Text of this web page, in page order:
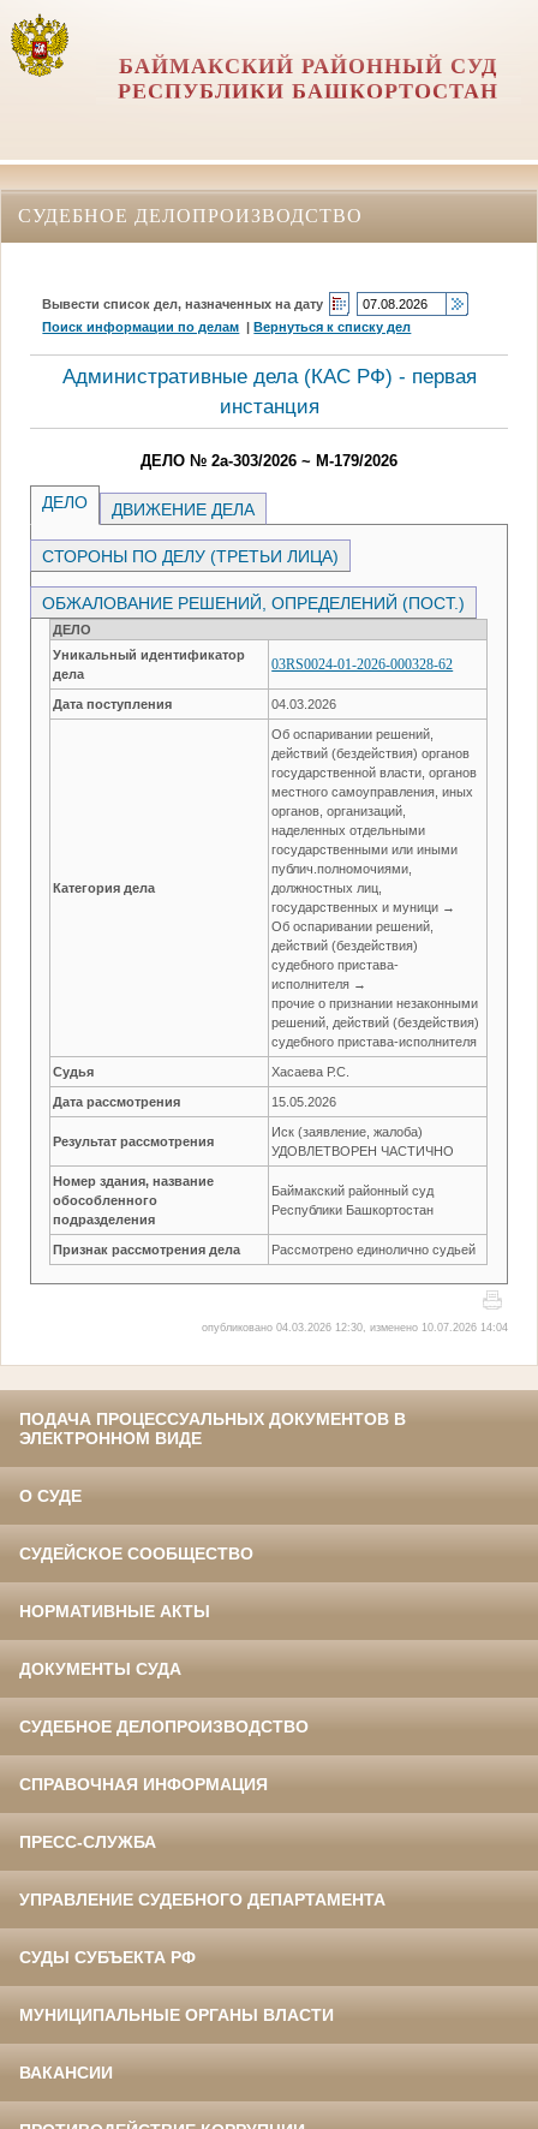
БАЙМАКСКИЙ РАЙОННЫЙ СУД
РЕСПУБЛИКИ БАШКОРТОСТАН
СУДЕБНОЕ ДЕЛОПРОИЗВОДСТВО
Вывести список дел, назначенных на дату
Поиск информации по делам |Вернуться к списку дел
Административные дела (КАC РФ) - первая
инстанция
ДЕЛО № 2а-303/2026 ~ М-179/2026
ДЕЛО ДВИЖЕНИЕ ДЕЛА
СТОРОНЫ ПО ДЕЛУ (ТРЕТЬИ ЛИЦА)
ОБЖАЛОВАНИЕ РЕШЕНИЙ, ОПРЕДЕЛЕНИЙ (ПОСТ.)
ДЕЛО
Уникальный идентификатор
дела
03RS0024-01-2026-000328-62
Дата поступления 04.03.2026
Категория дела
Об оспаривании решений,
действий (бездействия) органов
государственной власти, органов
местного самоуправления, иных
органов, организаций,
наделенных отдельными
государственными или иными
публич.полномочиями,
должностных лиц,
государственных и муници →
Об оспаривании решений,
действий (бездействия)
судебного пристава-
исполнителя →
прочие о признании незаконными
решений, действий (бездействия)
судебного пристава-исполнителя
Судья Хасаева Р.С.
Дата рассмотрения 15.05.2026
Результат рассмотрения
Иск (заявление, жалоба)
УДОВЛЕТВОРЕН ЧАСТИЧНО
Номер здания, название
обособленного
подразделения
Баймакский районный суд
Республики Башкортостан
Признак рассмотрения дела Рассмотрено единолично судьей
опубликовано 04.03.2026 12:30, изменено 10.07.2026 14:04
ПОДАЧА ПРОЦЕССУАЛЬНЫХ ДОКУМЕНТОВ В
ЭЛЕКТРОННОМ ВИДЕ
О СУДЕ
СУДЕЙСКОЕ СООБЩЕСТВО
НОРМАТИВНЫЕ АКТЫ
ДОКУМЕНТЫ СУДА
СУДЕБНОЕ ДЕЛОПРОИЗВОДСТВО
СПРАВОЧНАЯ ИНФОРМАЦИЯ
ПРЕСС-СЛУЖБА
УПРАВЛЕНИЕ СУДЕБНОГО ДЕПАРТАМЕНТА
СУДЫ СУБЪЕКТА РФ
МУНИЦИПАЛЬНЫЕ ОРГАНЫ ВЛАСТИ
ВАКАНСИИ